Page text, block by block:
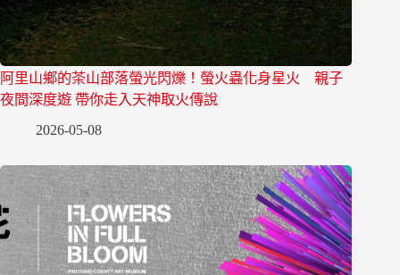
阿里山鄉的茶山部落螢光閃爍！螢火蟲化身星火 親子
夜間深度遊 帶你走入天神取火傳說
2026-05-08